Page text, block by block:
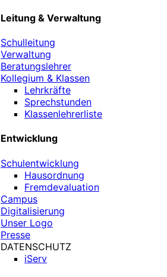
Leitung & Verwaltung
Schulleitung
Verwaltung
Beratungslehrer
Kollegium & Klassen
Lehrkräfte
Sprechstunden
Klassenlehrerliste
Entwicklung
Schulentwicklung
Hausordnung
Fremdevaluation
Campus
Digitalisierung
Unser Logo
Presse
DATENSCHUTZ
iServ